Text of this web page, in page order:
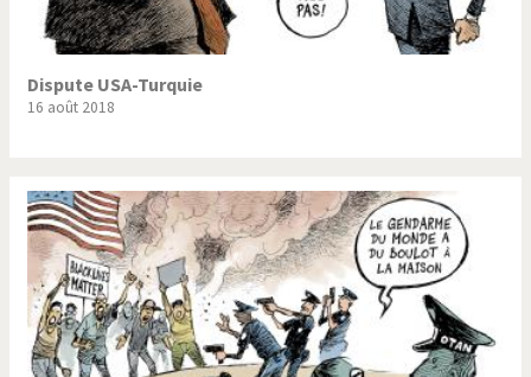
Dispute USA-Turquie
16 août 2018